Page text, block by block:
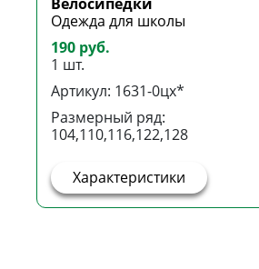
Одежда для школы
190 руб.
1 шт.
Артикул: 1631-0цх*
Размерный ряд:
104,110,116,122,128
Характеристики